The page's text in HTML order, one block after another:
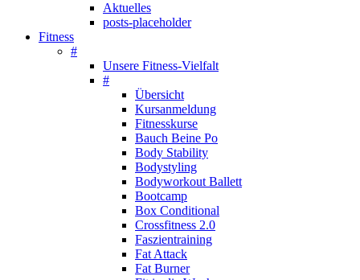
Aktuelles
posts-placeholder
Fitness
#
Unsere Fitness-Vielfalt
#
Übersicht
Kursanmeldung
Fitnesskurse
Bauch Beine Po
Body Stability
Bodystyling
Bodyworkout Ballett
Bootcamp
Box Conditional
Crossfitness 2.0
Faszientraining
Fat Attack
Fat Burner